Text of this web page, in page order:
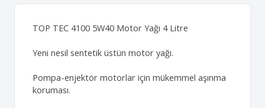
TOP TEC 4100 5W40 Motor Yağı 4 Litre
Yeni nesil sentetik üstün motor yağı.
Pompa-enjektör motorlar için mükemmel aşınma
koruması.